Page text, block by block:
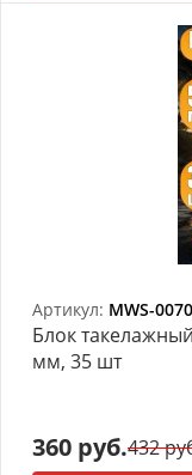
Артикул: MWS-0070
Блок
мм, 35 шт
360 руб.432